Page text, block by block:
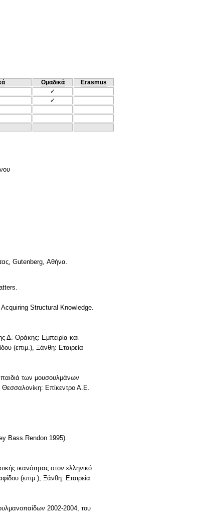
Ομαδικά
Erasmus
✓
✓
Gutenberg, Αθήνα.
Structural Knowledge.
Δ. Θράκης: Εμπειρία και
(επιμ.), Ξάνθη: Εταιρεία
παιδιά των μουσουλμάνων
Επίκεντρο Α.Ε.
Bass.Rendon 1995).
ικανότητας στον ελληνικό
(επιμ.), Ξάνθη: Εταιρεία
2002-2004, του